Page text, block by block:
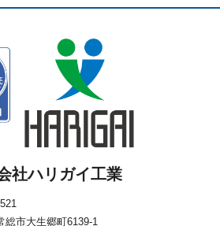
社ハリガイ工業
総市大生郷町6139-1